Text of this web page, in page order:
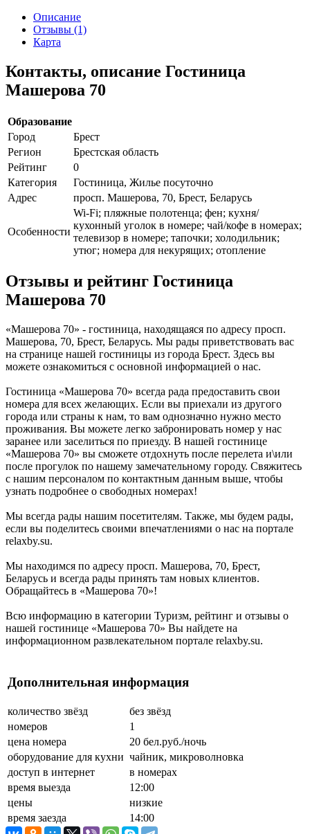
Описание
Отзывы (1)
Карта
Контакты, описание Гостиница
Машерова 70
Образование
Город
Брест
Регион
Брестская область
Рейтинг
0
Категория
Гостиница, Жилье посуточно
Адрес
просп. Машерова, 70, Брест, Беларусь
Особенности
Wi-Fi; пляжные полотенца; фен; кухня/
кухонный уголок в номере; чай/кофе в номерах;
телевизор в номере; тапочки; холодильник;
утюг; номера для некурящих; отопление
Отзывы и рейтинг Гостиница
Машерова 70
«Машерова 70» - гостиница, находящаяся по адресу просп.
Машерова, 70, Брест, Беларусь. Мы рады приветствовать вас
на странице нашей гостиницы из города Брест. Здесь вы
можете ознакомиться с основной информацией о нас.
Гостиница «Машерова 70» всегда рада предоставить свои
номера для всех желающих. Если вы приехали из другого
города или страны к нам, то вам однозначно нужно место
проживания. Вы можете легко забронировать номер у нас
заранее или заселиться по приезду. В нашей гостинице
«Машерова 70» вы сможете отдохнуть после перелета и\или
после прогулок по нашему замечательному городу. Свяжитесь
с нашим персоналом по контактным данным выше, чтобы
узнать подробнее о свободных номерах!
Мы всегда рады нашим посетителям. Также, мы будем рады,
если вы поделитесь своими впечатлениями о нас на портале
relaxby.su.
Мы находимся по адресу просп. Машерова, 70, Брест,
Беларусь и всегда рады принять там новых клиентов.
Обращайтесь в «Машерова 70»!
Всю информацию в категории Туризм, рейтинг и отзывы о
нашей гостинице «Машерова 70» Вы найдете на
информационном развлекательном портале relaxby.su.
Дополнительная информация
количество звёзд
без звёзд
номеров
1
цена номера
20 бел.руб./ночь
оборудование для кухни чайник, микроволновка
доступ в интернет
в номерах
время выезда
12:00
цены
низкие
время заезда
14:00